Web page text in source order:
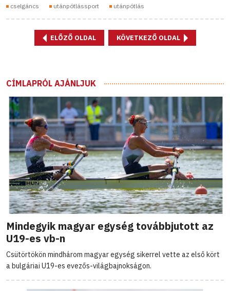
cselgáncs utánpótlássport utánpótlás
ELŐZŐ OLDAL KÖVETKEZŐ OLDAL
CÍMLAPRÓL AJÁNLJUK
Mindegyik magyar egység továbbjutott az
U19-es vb-n
Csütörtökön mindhárom magyar egység sikerrel vette az első kört
a bulgáriai U19-es evezős-világbajnokságon.